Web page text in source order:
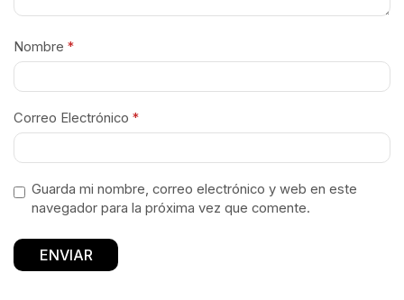
Nombre *
Correo Electrónico *
Guarda mi nombre, correo electrónico y web en este
navegador para la próxima vez que comente.